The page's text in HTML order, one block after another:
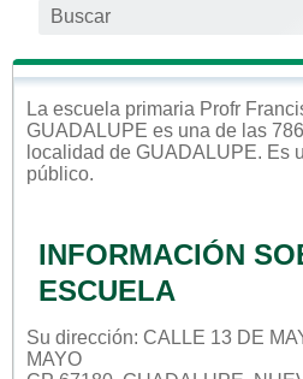
La escuela primaria Profr
GUADALUPE es una de las
localidad de GUADALUPE. Es
público.
INFORMACIÓN
ESCUELA
Su dirección: CALLE 13 DE
MAYO